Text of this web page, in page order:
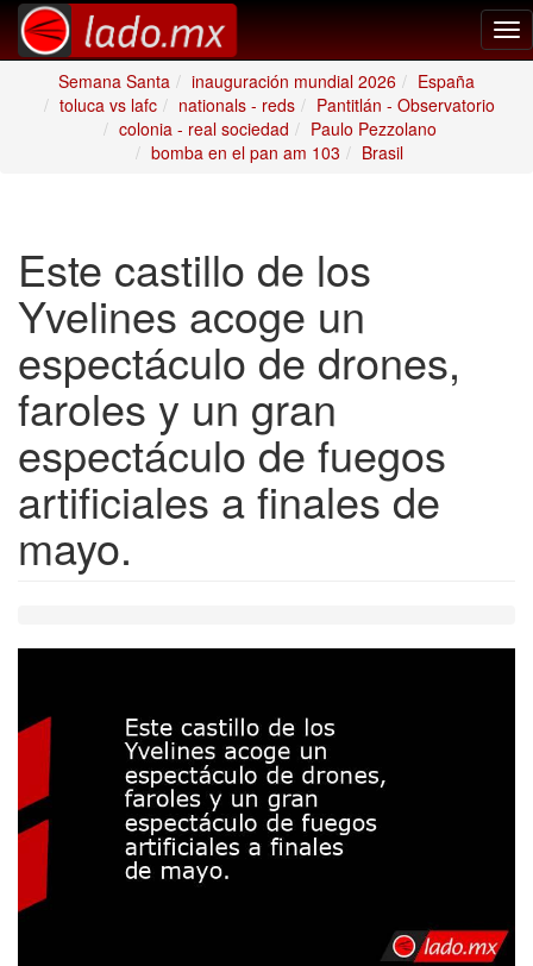
Semana Santa
inauguración mundial 2026
España
toluca vs lafc
nationals - reds
Pantitlán - Observatorio
colonia - real sociedad
Paulo Pezzolano
bomba en el pan am 103
Brasil
Este castillo de los
Yvelines acoge un
espectáculo de drones,
faroles y un gran
espectáculo de fuegos
artificiales a finales de
mayo.